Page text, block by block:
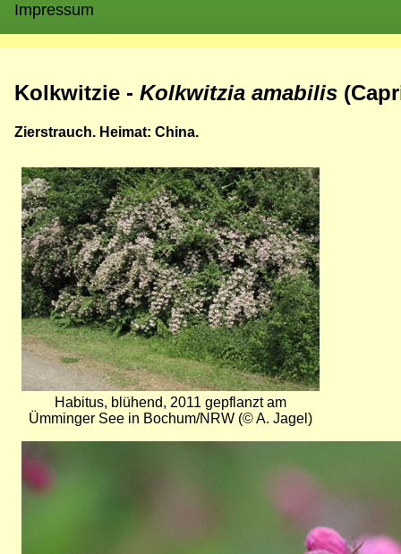
Impressum
Kolkwitzie - Kolkwitzia amabilis
Zierstrauch. Heimat: China.
Bild
Habitus, blühend, 2011 gepflanzt am
Ümminger See in Bochum/NRW (© A. Jagel)